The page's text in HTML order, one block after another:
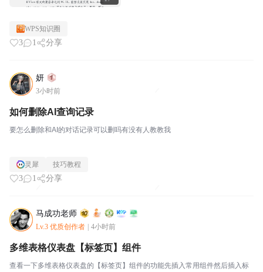
WPS知识圈
3 1 分享
妍
3小时前
如何删除AI查询记录
要怎么删除和AI的对话记录可以删吗有没有人教教我
灵犀 技巧教程
3 1 分享
马成功老师
Lv.3 优质创作者 4小时前
多维表格仪表盘【标签页】组件
查看一下多维表格仪表盘的【标签页】组件的功能先插入常用组件然后插入标